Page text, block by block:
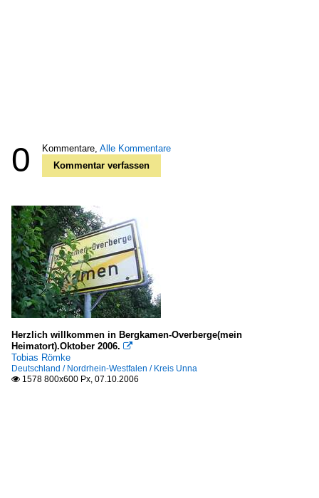
0 Kommentare, Alle Kommentare
Kommentar verfassen
Herzlich willkommen in Bergkamen-Overberge(mein
Heimatort).Oktober 2006. 
Tobias Römke
Deutschland / Nordrhein-Westfalen / Kreis Unna
 1578 800x600 Px, 07.10.2006